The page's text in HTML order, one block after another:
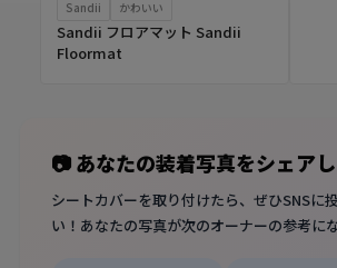
Sandii かわいい
Sandii フロアマット Sandii
Floormat
📷 あなたの装着写真をシェア
シートカバーを取り付けたら、ぜひSNSに
い！あなたの写真が次のオーナーの参考にな